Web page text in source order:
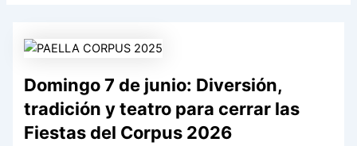
Domingo 7 de junio: Diversión,
tradición y teatro para cerrar las
Fiestas del Corpus 2026